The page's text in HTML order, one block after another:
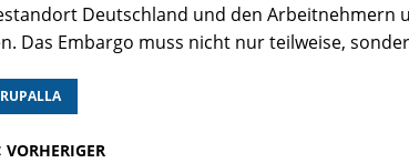
Deutschland und den Arbeitnehmern
Das Embargo muss nicht nur teilweise,
VORHERIGER